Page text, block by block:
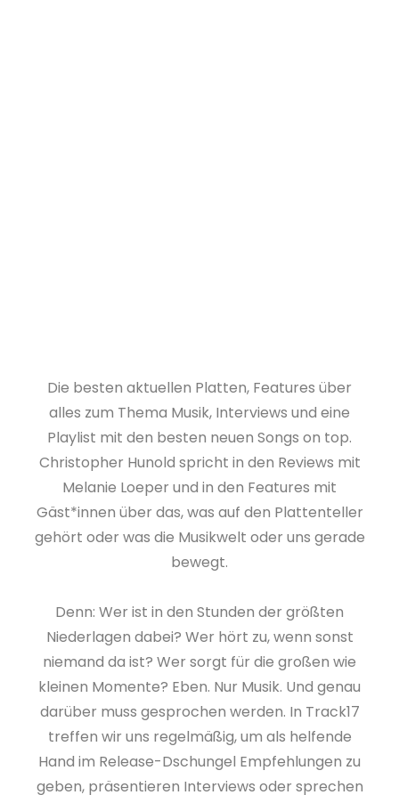
Die besten aktuellen Platten, Features über
alles zum Thema Musik, Interviews und eine
Playlist mit den besten neuen Songs on top.
Christopher Hunold spricht in den Reviews mit
Melanie Loeper und in den Features mit
Gäst*innen über das, was auf den Plattenteller
gehört oder was die Musikwelt oder uns gerade
bewegt.
Denn: Wer ist in den Stunden der größten
Niederlagen dabei? Wer hört zu, wenn sonst
niemand da ist? Wer sorgt für die großen wie
kleinen Momente? Eben. Nur Musik. Und genau
darüber muss gesprochen werden. In Track17
treffen wir uns regelmäßig, um als helfende
Hand im Release-Dschungel Empfehlungen zu
geben, präsentieren Interviews oder sprechen